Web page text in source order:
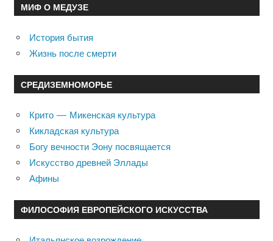
МИФ О МЕДУЗЕ
История бытия
Жизнь после смерти
СРЕДИЗЕМНОМОРЬЕ
Крито — Микенская культура
Кикладская культура
Богу вечности Эону посвящается
Искусство древней Эллады
Афины
ФИЛОСОФИЯ ЕВРОПЕЙСКОГО ИСКУССТВА